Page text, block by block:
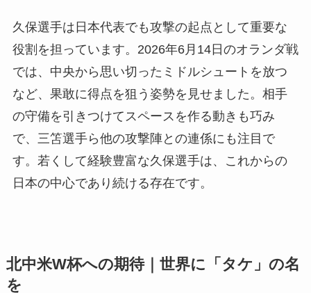
久保選手は日本代表でも攻撃の起点として重要な
役割を担っています。2026年6月14日のオランダ戦
では、中央から思い切ったミドルシュートを放つ
など、果敢に得点を狙う姿勢を見せました。相手
の守備を引きつけてスペースを作る動きも巧み
で、三笘選手ら他の攻撃陣との連係にも注目で
す。若くして経験豊富な久保選手は、これからの
日本の中心であり続ける存在です。
北中米W杯への期待｜世界に「タケ」の名
を